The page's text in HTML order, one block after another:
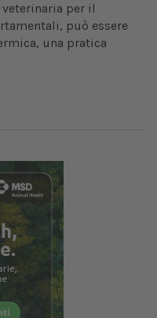
per il
può essere
una pratica